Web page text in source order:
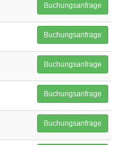
Buchungsanfrage
Buchungsanfrage
Buchungsanfrage
Buchungsanfrage
Buchungsanfrage